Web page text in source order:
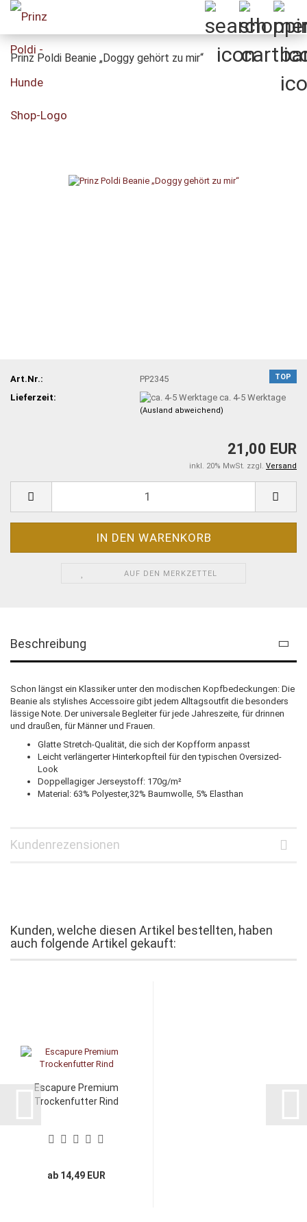
Prinz Poldi Beanie „Doggy gehört zu mir“
TOP
Art.Nr.:
PP2345
Lieferzeit:
ca. 4-5 Werktage
(Ausland abweichend)
21,00 EUR
inkl. 20% MwSt. zzgl. Versand
AUF DEN MERKZETTEL
Beschreibung
Schon längst ein Klassiker unter den modischen Kopfbedeckungen: Die
Beanie als stylishes Accessoire gibt jedem Alltagsoutfit die besonders
lässige Note. Der universale Begleiter für jede Jahreszeite, für drinnen
und draußen, für Männer und Frauen.
Glatte Stretch-Qualität, die sich der Kopfform anpasst
Leicht verlängerter Hinterkopfteil für den typischen Oversized-
Look
Doppellagiger Jerseystoff: 170g/m²
Material: 63% Polyester,32% Baumwolle, 5% Elasthan
Kundenrezensionen
Kunden, welche diesen Artikel bestellten, haben
auch folgende Artikel gekauft:
Escapure Premium
Trockenfutter Rind
ab 14,49 EUR